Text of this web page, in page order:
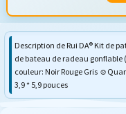
Description de Rui DA® Kit de
de bateau de radeau
couleur: Noir Rouge Gris
3,9 * 5,9 pouces